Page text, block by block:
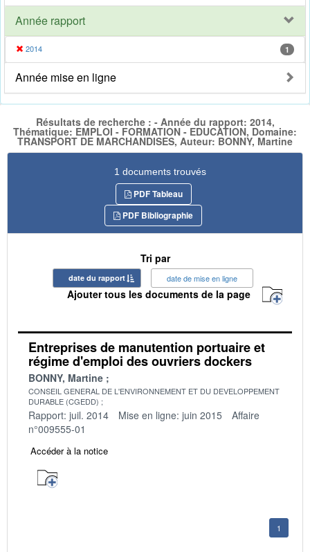
Année rapport
2014 1
Année mise en ligne
Résultats de recherche : - Année du rapport: 2014,
Thématique: EMPLOI - FORMATION - EDUCATION, Domaine:
TRANSPORT DE MARCHANDISES, Auteur: BONNY, Martine
1 documents trouvés
PDF Tableau
PDF Bibliographie
Tri par
date du rapport date de mise en ligne
Ajouter tous les documents de la page
Entreprises de manutention portuaire et
régime d'emploi des ouvriers dockers
BONNY, Martine
CONSEIL GENERAL DE L'ENVIRONNEMENT ET DU DEVELOPPEMENT
DURABLE (CGEDD)
Rapport: juil. 2014 Mise en ligne: juin 2015
Affaire
n°009555-01
Accéder à la notice
1